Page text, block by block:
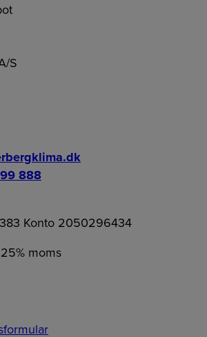
S
888
Konto 2050296434
moms